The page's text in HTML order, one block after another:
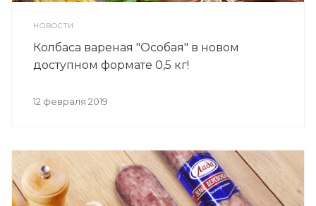
НОВОСТИ
Колбаса вареная "Особая" в новом
доступном формате 0,5 кг!
12 февраля 2019